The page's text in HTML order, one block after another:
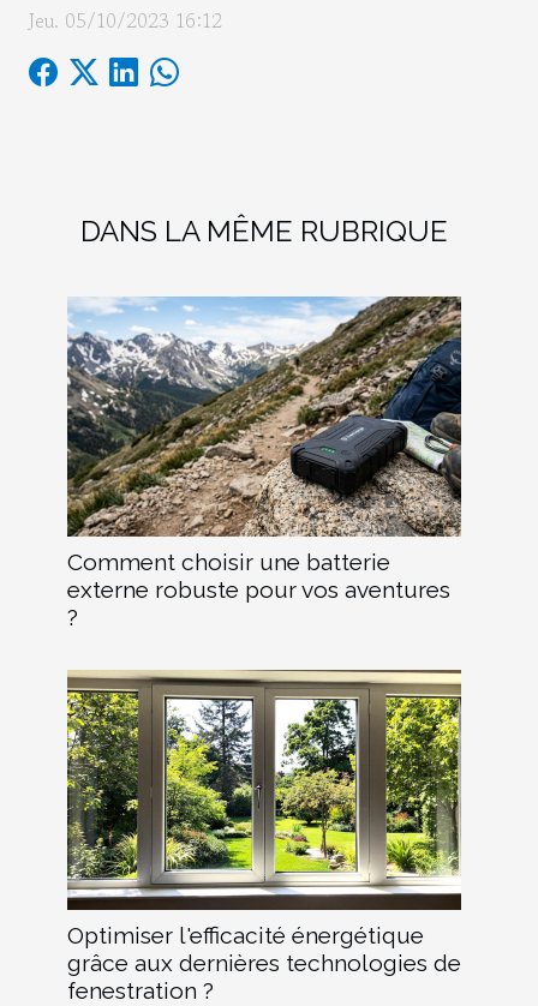
Jeu. 05/10/2023 16:12
DANS LA MÊME RUBRIQUE
Comment choisir une batterie
externe robuste pour vos aventures
?
Optimiser l'efficacité énergétique
grâce aux dernières technologies de
fenestration ?